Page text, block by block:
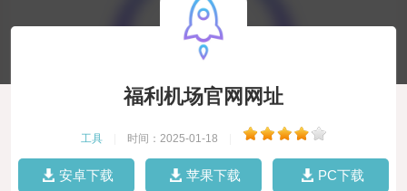
福利机场官网网址
工具 时间：2025-01-18
安卓下载 苹果下载 PC下载